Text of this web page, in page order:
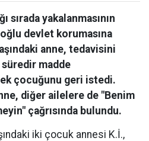
sırada yakalanmasının
devlet korumasına
anne, tedavisini
süredir madde
çocuğunu geri istedi.
diğer ailelere de "Benim
çağrısında bulundu.
iki çocuk annesi K.İ.,